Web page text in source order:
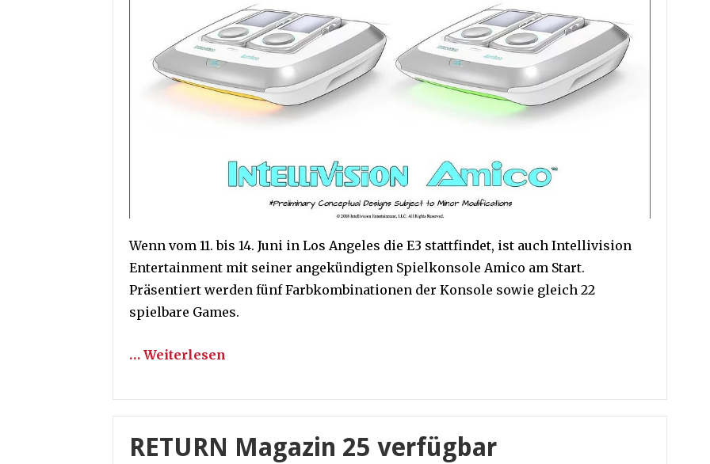
Wenn vom 11. bis 14. Juni in Los Angeles die E3 stattfindet, ist auch Intellivision
Entertainment mit seiner angekündigten Spielkonsole Amico am Start.
Präsentiert werden fünf Farbkombinationen der Konsole sowie gleich 22
spielbare Games.
… Weiterlesen
RETURN Magazin 25 verfügbar